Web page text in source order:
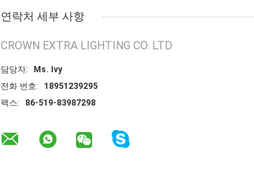
연락처 세부 사항
CROWN EXTRA LIGHTING CO. LTD
담당자:
Ms. Ivy
전화 번호:
18951239295
팩스:
86-519-83987298